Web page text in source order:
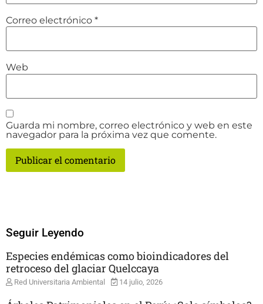
Correo electrónico *
Web
Guarda mi nombre, correo electrónico y web en este
navegador para la próxima vez que comente.
Seguir Leyendo
Especies endémicas como bioindicadores del
retroceso del glaciar Quelccaya
Red Universitaria Ambiental 14 julio, 2026